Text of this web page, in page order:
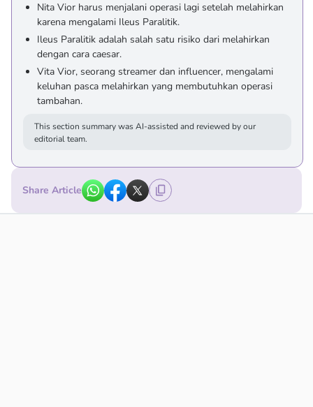
Nita Vior harus menjalani operasi lagi setelah melahirkan
karena mengalami Ileus Paralitik.
Ileus Paralitik adalah salah satu risiko dari melahirkan
dengan cara caesar.
Vita Vior, seorang streamer dan influencer, mengalami
keluhan pasca melahirkan yang membutuhkan operasi
tambahan.
This section summary was AI-assisted and reviewed by our
editorial team.
Share Article